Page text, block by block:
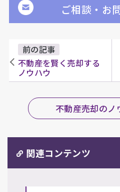
ご相談・お
前の記事
不動産を賢く売却する
ノウハウ
不動産売却のノ
関連コンテンツ